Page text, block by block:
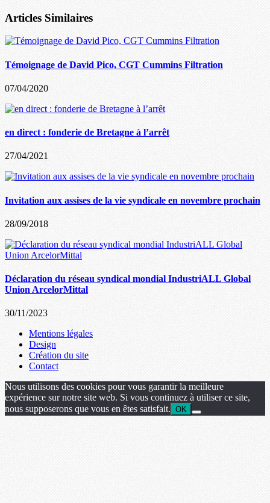
Articles Similaires
Témoignage de David Pico, CGT Cummins Filtration
07/04/2020
en direct : fonderie de Bretagne à l’arrêt
27/04/2021
Invitation aux assises de la vie syndicale en novembre prochain
28/09/2018
Déclaration du réseau syndical mondial IndustriALL Global
Union ArcelorMittal
30/11/2023
Mentions légales
Design
Création du site
Contact
Nous utilisons des cookies pour vous garantir la meilleure
expérience sur notre site web. Si vous continuez à utiliser ce site,
nous supposerons que vous en êtes satisfait. OK